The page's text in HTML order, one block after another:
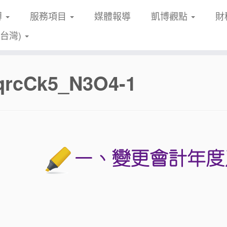
服務項目 媒體報導 凱博觀點
灣)
1